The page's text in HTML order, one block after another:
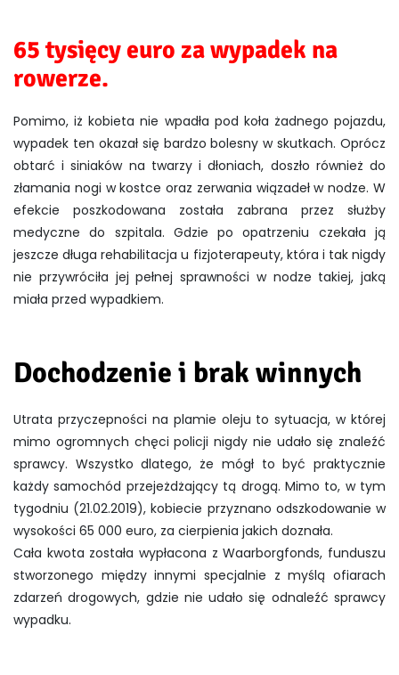
65 tysięcy euro za wypadek na
rowerze.
Pomimo, iż kobieta nie wpadła pod koła żadnego pojazdu,
wypadek ten okazał się bardzo bolesny w skutkach. Oprócz
obtarć i siniaków na twarzy i dłoniach, doszło również do
złamania nogi w kostce oraz zerwania wiązadeł w nodze. W
efekcie poszkodowana została zabrana przez służby
medyczne do szpitala. Gdzie po opatrzeniu czekała ją
jeszcze długa rehabilitacja u fizjoterapeuty, która i tak nigdy
nie przywróciła jej pełnej sprawności w nodze takiej, jaką
miała przed wypadkiem.
Dochodzenie i brak winnych
Utrata przyczepności na plamie oleju to sytuacja, w której
mimo ogromnych chęci policji nigdy nie udało się znaleźć
sprawcy. Wszystko dlatego, że mógł to być praktycznie
każdy samochód przejeżdżający tą drogą. Mimo to, w tym
tygodniu (21.02.2019), kobiecie przyznano odszkodowanie w
wysokości 65 000 euro, za cierpienia jakich doznała.
Cała kwota została wypłacona z Waarborgfonds, funduszu
stworzonego między innymi specjalnie z myślą ofiarach
zdarzeń drogowych, gdzie nie udało się odnaleźć sprawcy
wypadku.